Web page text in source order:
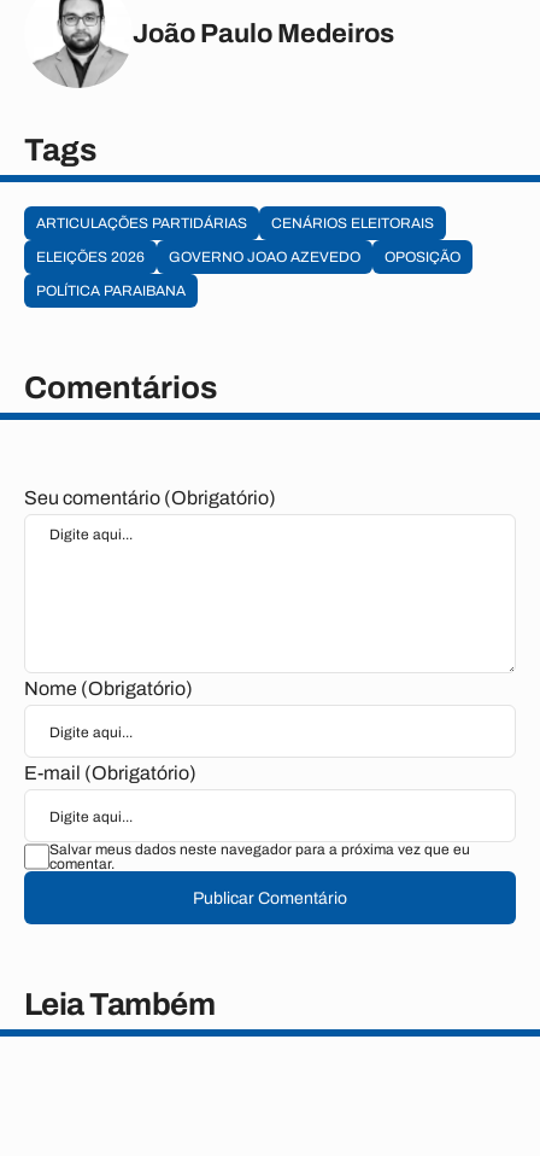
João Paulo Medeiros
Tags
ARTICULAÇÕES PARTIDÁRIAS
CENÁRIOS ELEITORAIS
ELEIÇÕES 2026
GOVERNO JOAO AZEVEDO
OPOSIÇÃO
POLÍTICA PARAIBANA
Comentários
Seu comentário (Obrigatório)
Nome (Obrigatório)
E-mail (Obrigatório)
Salvar meus dados neste navegador para a próxima vez que eu
comentar.
Publicar Comentário
Leia Também